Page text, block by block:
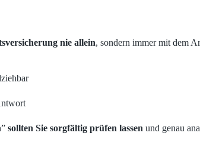
nie allein, sondern immer mit dem
sollten Sie sorgfältig prüfen lassen und genau